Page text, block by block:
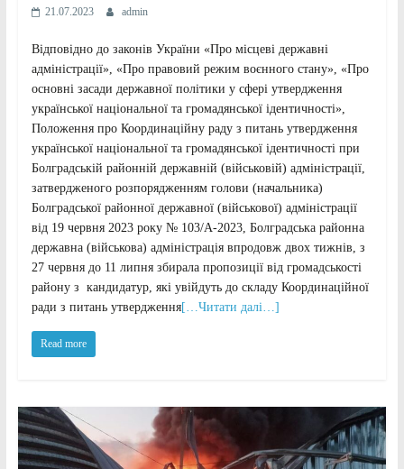
21.07.2023 admin
Відповідно до законів України «Про місцеві державні
адміністрації», «Про правовий режим воєнного стану», «Про
основні засади державної політики у сфері утвердження
української національної та громадянської ідентичності»,
Положення про Координаційну раду з питань утвердження
української національної та громадянської ідентичності при
Болградській районній державній (військовій) адміністрації,
затвердженого розпорядженням голови (начальника)
Болградської районної державної (військової) адміністрації
від 19 червня 2023 року № 103/А-2023, Болградська районна
державна (військова) адміністрація впродовж двох тижнів, з
27 червня до 11 липня збирала пропозиції від громадськості
району з кандидатур, які увійдуть до складу Координаційної
ради з питань утвердження[…Читати далі…]
Read more